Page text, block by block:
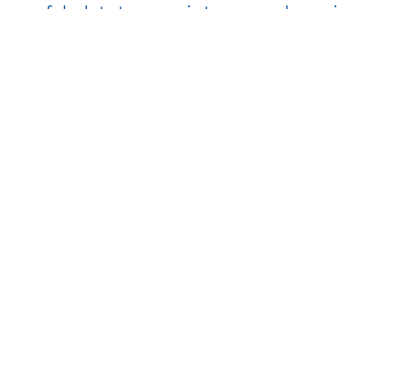
feladatot mintegy harminc